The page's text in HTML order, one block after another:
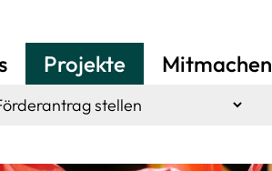
Projekte Mitmachen